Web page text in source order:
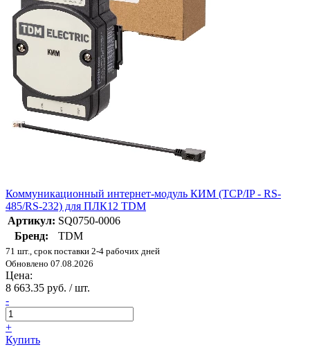
Коммуникационный интернет-модуль КИМ (TCP/IP - RS-
485/RS-232) для ПЛК12 TDM
Артикул: SQ0750-0006
Бренд:
TDM
71 шт., срок поставки 2-4 рабочих дней
Обновлено 07.08.2026
Цена:
8 663.35 руб. / шт.
-
+
Купить